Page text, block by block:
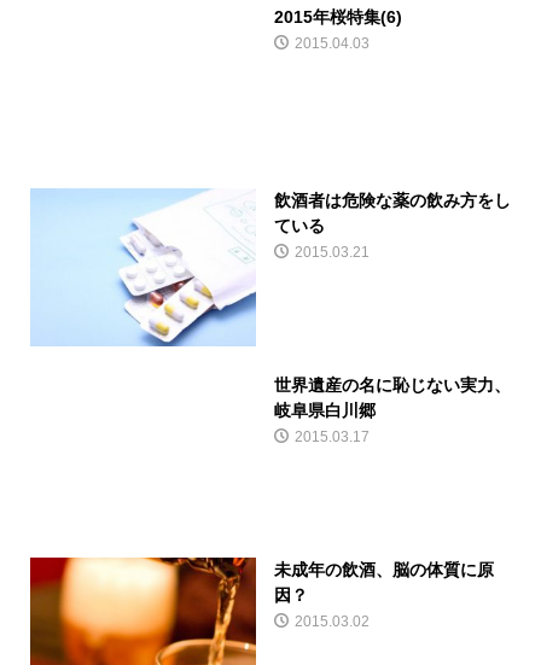
2015年桜特集(6)
2015.04.03
飲酒者は危険な薬の飲み方をし
ている
2015.03.21
世界遺産の名に恥じない実力、
岐阜県白川郷
2015.03.17
未成年の飲酒、脳の体質に原
因？
2015.03.02